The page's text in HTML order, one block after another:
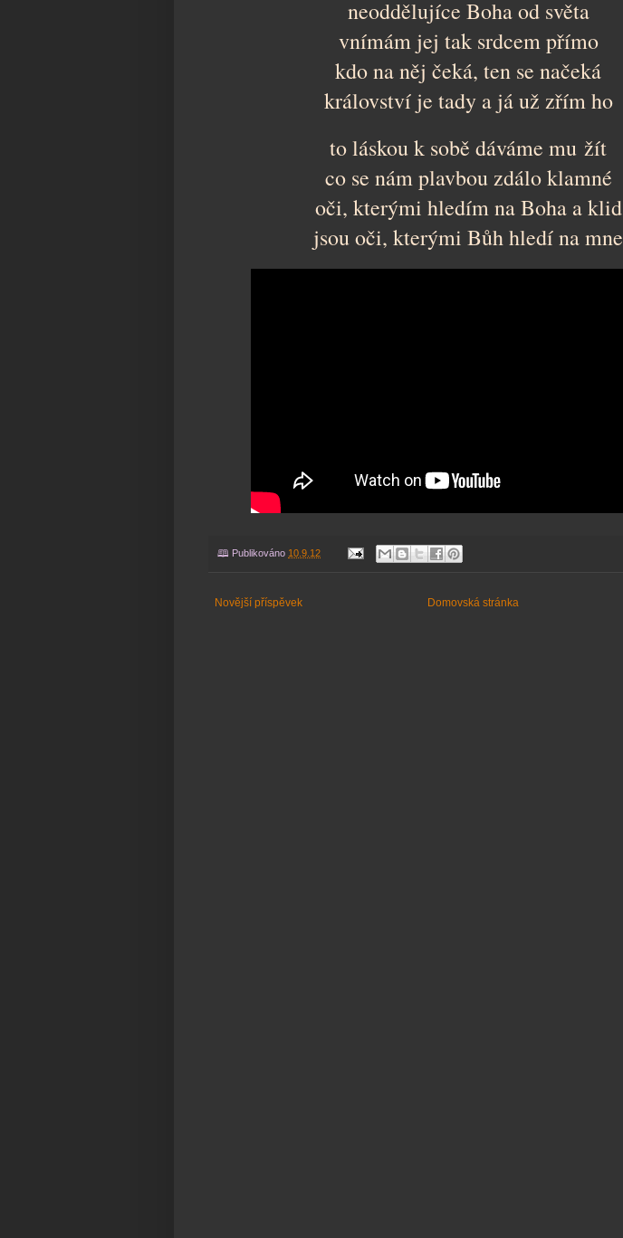
neoddělujíce Boha od světa
vnímám jej tak srdcem přímo
kdo na něj čeká, ten se načeká
království je tady a já už zřím ho
to láskou k sobě dáváme mu žít
co se nám plavbou zdálo klamné
oči, kterými hledím na Boha a klid
jsou oči, kterými Bůh hledí na mne
🕮 Publikováno 10.9.12
Novější příspěvek Domovská stránka